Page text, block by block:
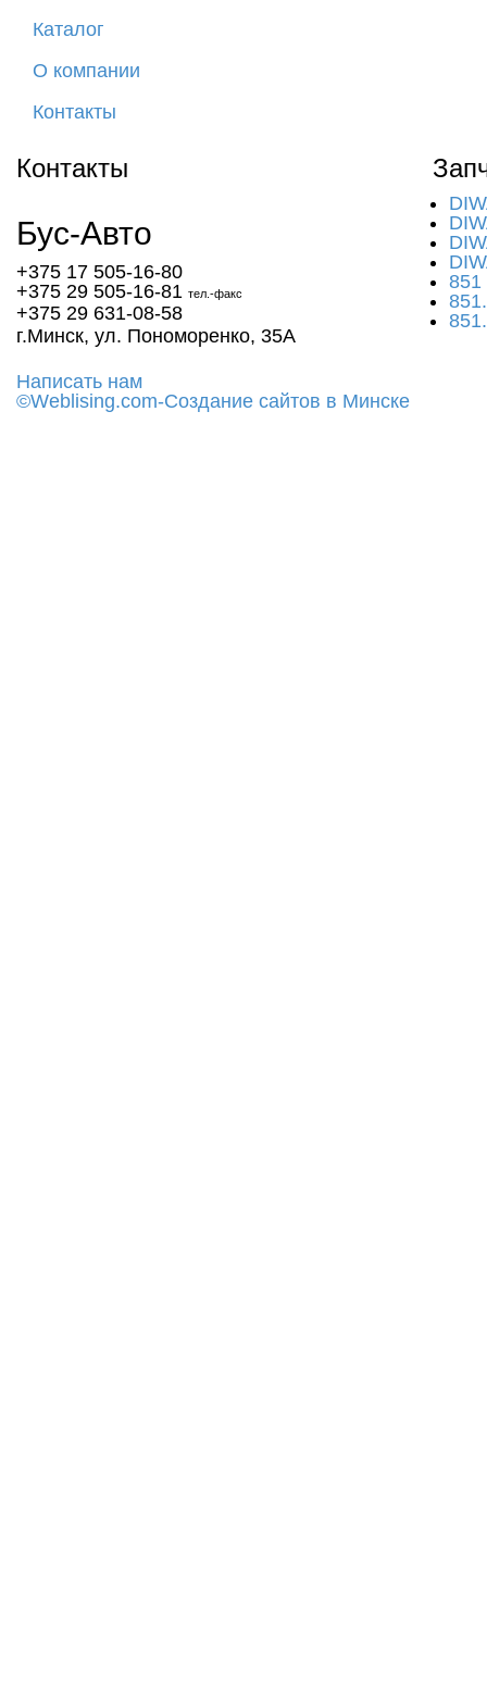
Каталог
О компании
Контакты
Контакты
Бус-Авто
+375 17 505-16-80
+375 29 505-16-81 тел.-факс
+375 29 631-08-58
г.Минск, ул. Пономоренко, 35А
Написать нам
851
©Web lising.com-Создание сайтов в Минске